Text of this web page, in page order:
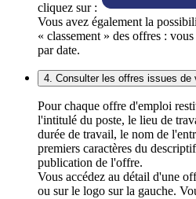
cliquez sur :
Vous avez également la
« classement » des offres :
par date.
4. Consulter les offres issues de
Pour chaque offre d'emploi
l'intitulé du poste, le lieu de
durée de travail, le nom de
premiers caractères du
publication de l'offre.
Vous accédez au détail d'une
ou sur le logo sur la gauche.